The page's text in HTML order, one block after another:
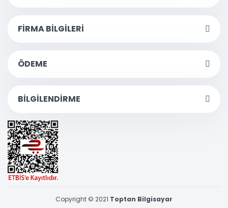
FİRMA BİLGİLERİ
ÖDEME
BİLGİLENDİRME
Copyright © 2021 Toptan Bilgisayar